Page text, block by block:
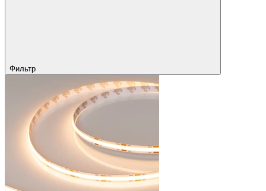
Фильтр